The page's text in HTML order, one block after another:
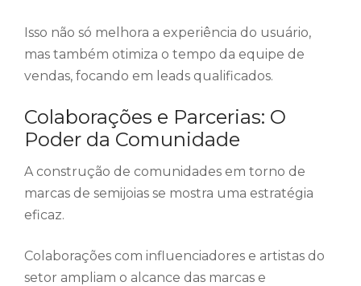
Isso não só melhora a experiência do usuário,
mas também otimiza o tempo da equipe de
vendas, focando em leads qualificados.
Colaborações e Parcerias: O
Poder da Comunidade
A construção de comunidades em torno de
marcas de semijoias se mostra uma estratégia
eficaz.
Colaborações com influenciadores e artistas do
setor ampliam o alcance das marcas e